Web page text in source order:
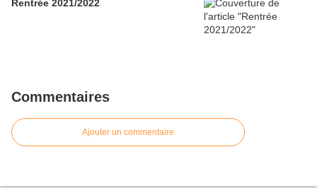
Rentrée 2021/2022
Commentaires
Ajouter un commentaire